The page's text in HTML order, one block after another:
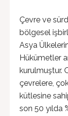
Çevre ve
bölgesel
Asya
Hükümetler
kurulmuştur.
çevrelere,
kütlesine
son 50 yılda